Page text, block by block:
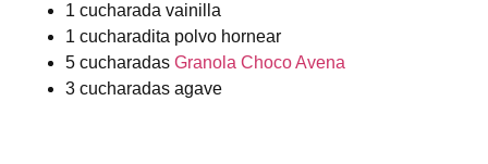
1 cucharada vainilla
1 cucharadita polvo hornear
5 cucharadas Granola Choco Avena
3 cucharadas agave